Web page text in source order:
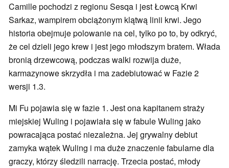
Camille pochodzi z regionu Sesqa i jest Łowcą Krwi
Sarkaz, wampirem obciążonym klątwą linii krwi. Jego
historia obejmuje polowanie na cel, tylko po to, by odkryć,
że cel dzieli jego krew i jest jego młodszym bratem. Włada
bronią drzewcową, podczas walki rozwija duże,
karmazynowe skrzydła i ma zadebiutować w Fazie 2
wersji 1.3.
Mi Fu pojawia się w fazie 1. Jest ona kapitanem straży
miejskiej Wuling i pojawiała się w fabule Wuling jako
powracająca postać niezależna. Jej grywalny debiut
zamyka wątek Wuling i ma duże znaczenie fabularne dla
graczy, którzy śledzili narrację. Trzecia postać, młody